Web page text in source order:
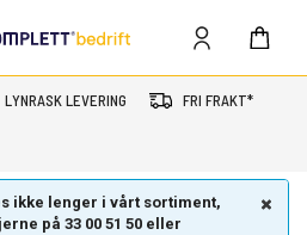
LYNRASK LEVERING FRI FRAKT*
ikke lenger i vårt sortiment,
på 33 00 51 50 eller